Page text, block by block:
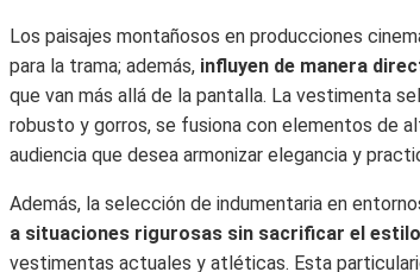
Los paisajes montañosos en producciones
para la trama; además, influyen de manera
que van más allá de la pantalla. La vestimenta
robusto y gorros, se fusiona con elementos de
audiencia que desea armonizar elegancia y
Además, la selección de indumentaria en
a situaciones rigurosas sin sacrificar el estilo
vestimentas actuales y atléticas. Esta